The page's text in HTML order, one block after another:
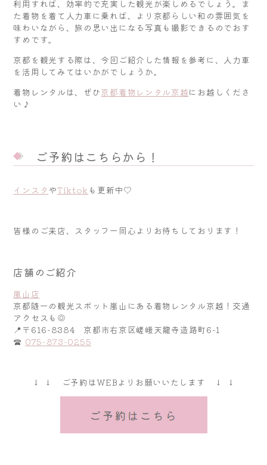
利用すれば、効率的で充実した観光が楽しめるでしょう。ま
た着物を着て人力車に乗れば、より京都らしい和の雰囲気を
味わいながら、旅の思い出になる写真も撮影できるのでおす
すめです。
京都を観光する際は、今回ご紹介した情報を参考に、人力車
を活用してみてはいかがでしょうか。
着物レンタルは、ぜひ京都着物レンタル京越にお越しくださ
い♪
ご予約はこちらから！
インスタ やTiktok も更新中♡
皆様のご来店、スタッフ一同心よりお待ちしております！
店舗のご紹介
嵐山店
京都随一の観光スポット嵐山にある着物レンタル京越！交通
アクセスも◎
📍〒616-8384 京都市右京区嵯峨天龍寺造路町6-1
☎ 075-873-0255
↓ ↓ ご予約はWEBよりお願いいたします ↓ ↓